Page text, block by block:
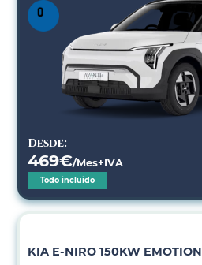
Desde:
469€/Mes+IVA
Todo incluido
KIA E-NIRO 150KW EMOTION